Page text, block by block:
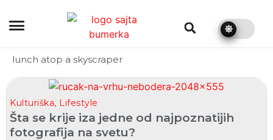
lunch atop a skyscraper
Kulturiška, Lifestyle
Šta se krije iza jedne od najpoznatijih
fotografija na svetu?